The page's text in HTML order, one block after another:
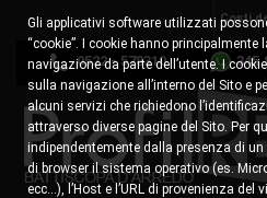
Costi
0522 - 578310
Gli applicativi software utilizzati
“cookie”. I cookie hanno principalmente
navigazione da parte dell’utente. I
sulla navigazione all’interno del Sito e
alcuni servizi che richiedono
attraverso diverse pagine del Sito. Per
indipendentemente dalla presenza di
di browser il sistema operativo (es.
ecc…), l’Host e l’URL di provenienza